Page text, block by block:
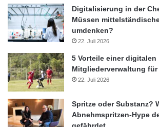
Gesetz, das Geringverdienern wie
Existenzgrundlage schaffen soll. Dazu
eines gesetzlichen Mindestlohns.
Anarchie kann Kunden bringen
Im Anschluss an die Beschreibung des
erhielten sämtliche Studienteilnehmer
Ergebnis: Im Fall des anarchischen
Digitalisierung in der
Müssen
umdenken?
22. Juli 2026
5 Vorteile einer digitalen
Mitgliederverwaltung
22. Juli 2026
Spritze oder Substanz?
Abnehmspritzen-Hype